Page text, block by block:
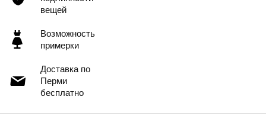
вещей
Возможность
примерки
Доставка по
Перми
бесплатно